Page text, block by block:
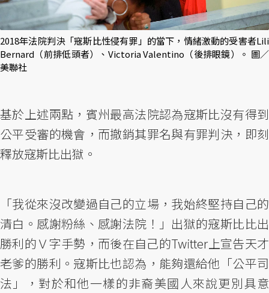
2018年法院判決「寇斯比性侵有罪」的當下，情緒激動的受害者Lili
Bernard（前排低頭者）、Victoria Valentino（後排眼鏡）。 圖／
美聯社
基於上述兩點，賓州最高法院認為寇斯比沒有得到
公平受審的機會，而撤銷其罪名與有罪判決，即刻
釋放寇斯比出獄。
「我從來沒改變過自己的立場，我始終堅持自己的
清白。感謝粉絲、感謝法院！」出獄的寇斯比比出
勝利的Ｖ字手勢，而後在自己的Twitter上宣告天才
老爹的勝利。寇斯比也認為，能夠還給他「公平司
法」，對於和他一樣的非裔美國人來說更別具意